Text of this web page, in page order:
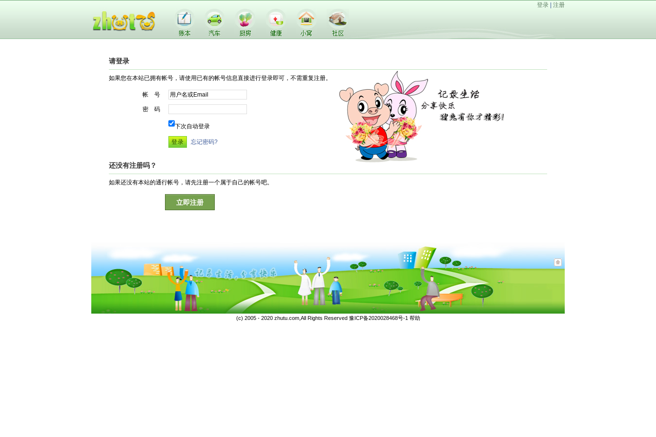
登录 注册
请登录
如果您在本站已拥有帐号，请使用已有的帐号信息直接进行登录即可，不需重复注册。
帐 号
密 码
下次自动登录
忘记密码?
还没有注册吗？
如果还没有本站的通行帐号，请先注册一个属于自己的帐号吧。
立即注册
(c) 2005 - 2020 zhutu.com,All Rights Reserved 豫ICP备2020028468号-1 帮助